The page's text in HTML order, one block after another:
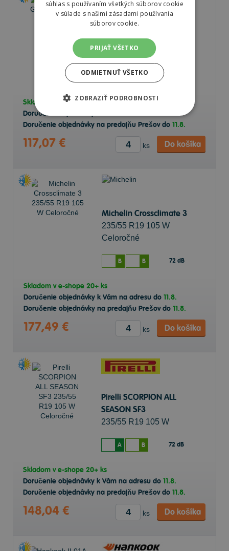
235/55 R19 105 W
Celoročné
Skladom v e-shope20+ ks
Doručenie objednávky k Vám na adresu do11.8.
Doručenie objednávky na predajňu Prešov do 11.8.
117,07 € ks Do košíka
Michelin Crossclimate 3
235/55 R19 105 W
Celoročné
B B 72 dB
Skladom ve-shope 20+ ks
Doručenie objednávky k Vám na adresu do 11.8.
Doručenie objednávky na predajňu Prešov do 11.8.
177,49 € ks Do košíka
Pirelli SCORPION ALL
SEASON SF3
235/55 R19 105 W
A B 72 dB
Skladom ve-shope 20+ ks
Doručenie objednávky k Vám na adresu do 11.8.
Doručenie objednávky na predajňu Prešov do 11.8.
148,04 € ks Do košíka
súhlas s používaním všetkých súborov cookie
v súlade s našimi zásadami používania
súborov cookie.
PRIJAŤ VŠETKO
ODMIETNUŤ VŠETKO
ZOBRAZIŤ PODROBNOSTI